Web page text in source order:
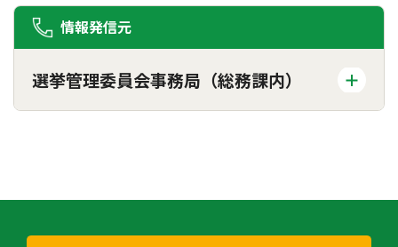
情報発信元
選挙管理委員会事務局（総務課内）